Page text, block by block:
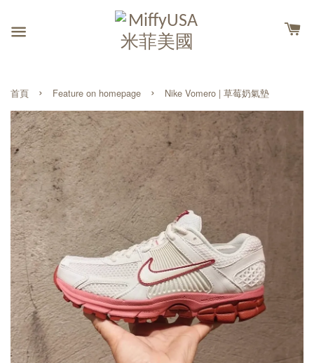
首頁 › Feature on homepage › Nike Vomero | 草莓奶氣墊